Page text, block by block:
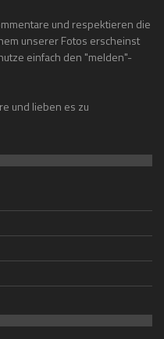
und respektieren die
unserer Fotos erscheinst
einfach den "melden"-
und lieben es zu